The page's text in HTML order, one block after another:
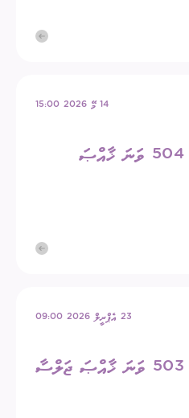
14 މޭ 2026 15:00
އިންތިޚާބާ ގުޅިގެން ބާއްވާ 504 ވަނަ ޚާއްޞަ
23 އެޕްރީލް 2026 09:00